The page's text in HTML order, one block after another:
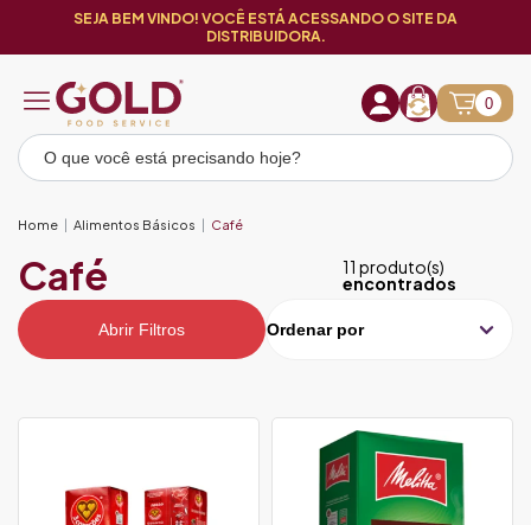
SEJA BEM VINDO! VOCÊ ESTÁ ACESSANDO O SITE DA
DISTRIBUIDORA.
0
Home Alimentos Básicos Café
Café 11 produto(s)
encontrados
Abrir Filtros